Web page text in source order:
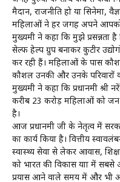
मैदान, राजनीति हो या सिनेमा,
महिलाओं ने हर जगह अपने आपको
मुख्यमंत्री ने कहा कि मुझे
सेल्फ हेल्प ग्रुप बनाकर कुटीर
कर रही हैं। महिलाओं के पास
कौशल उनकी और उनके परिवारों
मुख्यमंत्री ने कहा कि प्रधानमंत्री
करीब 23 करोड़ महिलाओं को
है।
आज प्रधानमंत्री जी के नेतृत्व में
का कार्य किया है। वित्तीय
स्वास्थ्य सेवा से लेकर आवास,
को भारत की विकास यात्रा में
प्रयास आने वाले समय में और भी